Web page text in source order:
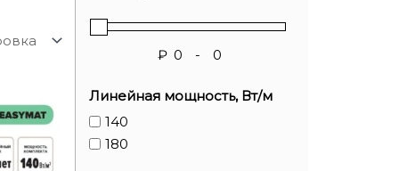
₽ -
Линейная мощность, Вт/м
140
180